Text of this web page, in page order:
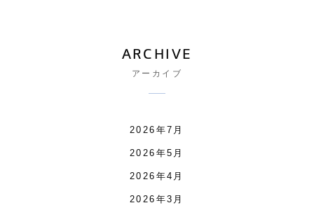
ARCHIVE
アーカイブ
2026年7月
2026年5月
2026年4月
2026年3月